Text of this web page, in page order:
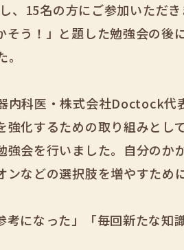
、15名の方にご参加いただ
そう！」と題した勉強会の後
内科医・株式会社Doctock
強化するための取り組みとし
会を行いました。自分のか
などの選択肢を増やすため
になった」「毎回新たな知